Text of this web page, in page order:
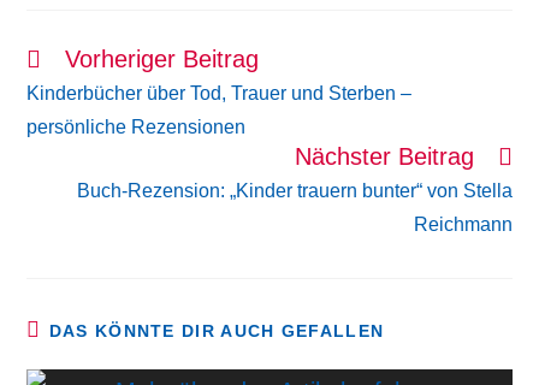
Weitere
ansehen
Vorheriger Beitrag
Kinderbücher über Tod, Trauer und Sterben –
persönliche Rezensionen
Nächster Beitrag
Buch-Rezension: „Kinder trauern bunter“ von Stella
Reichmann
DAS KÖNNTE DIR AUCH GEFALLEN